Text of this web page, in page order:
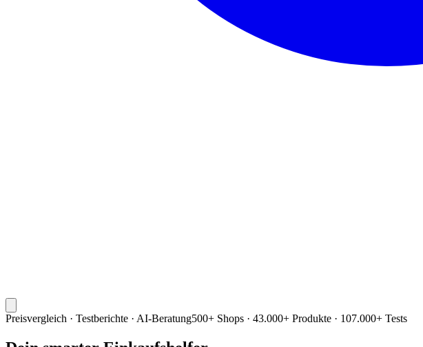
Preisvergleich · Testberichte · AI-Beratung500+ Shops · 43.000+ Produkte · 107.000+ Tests